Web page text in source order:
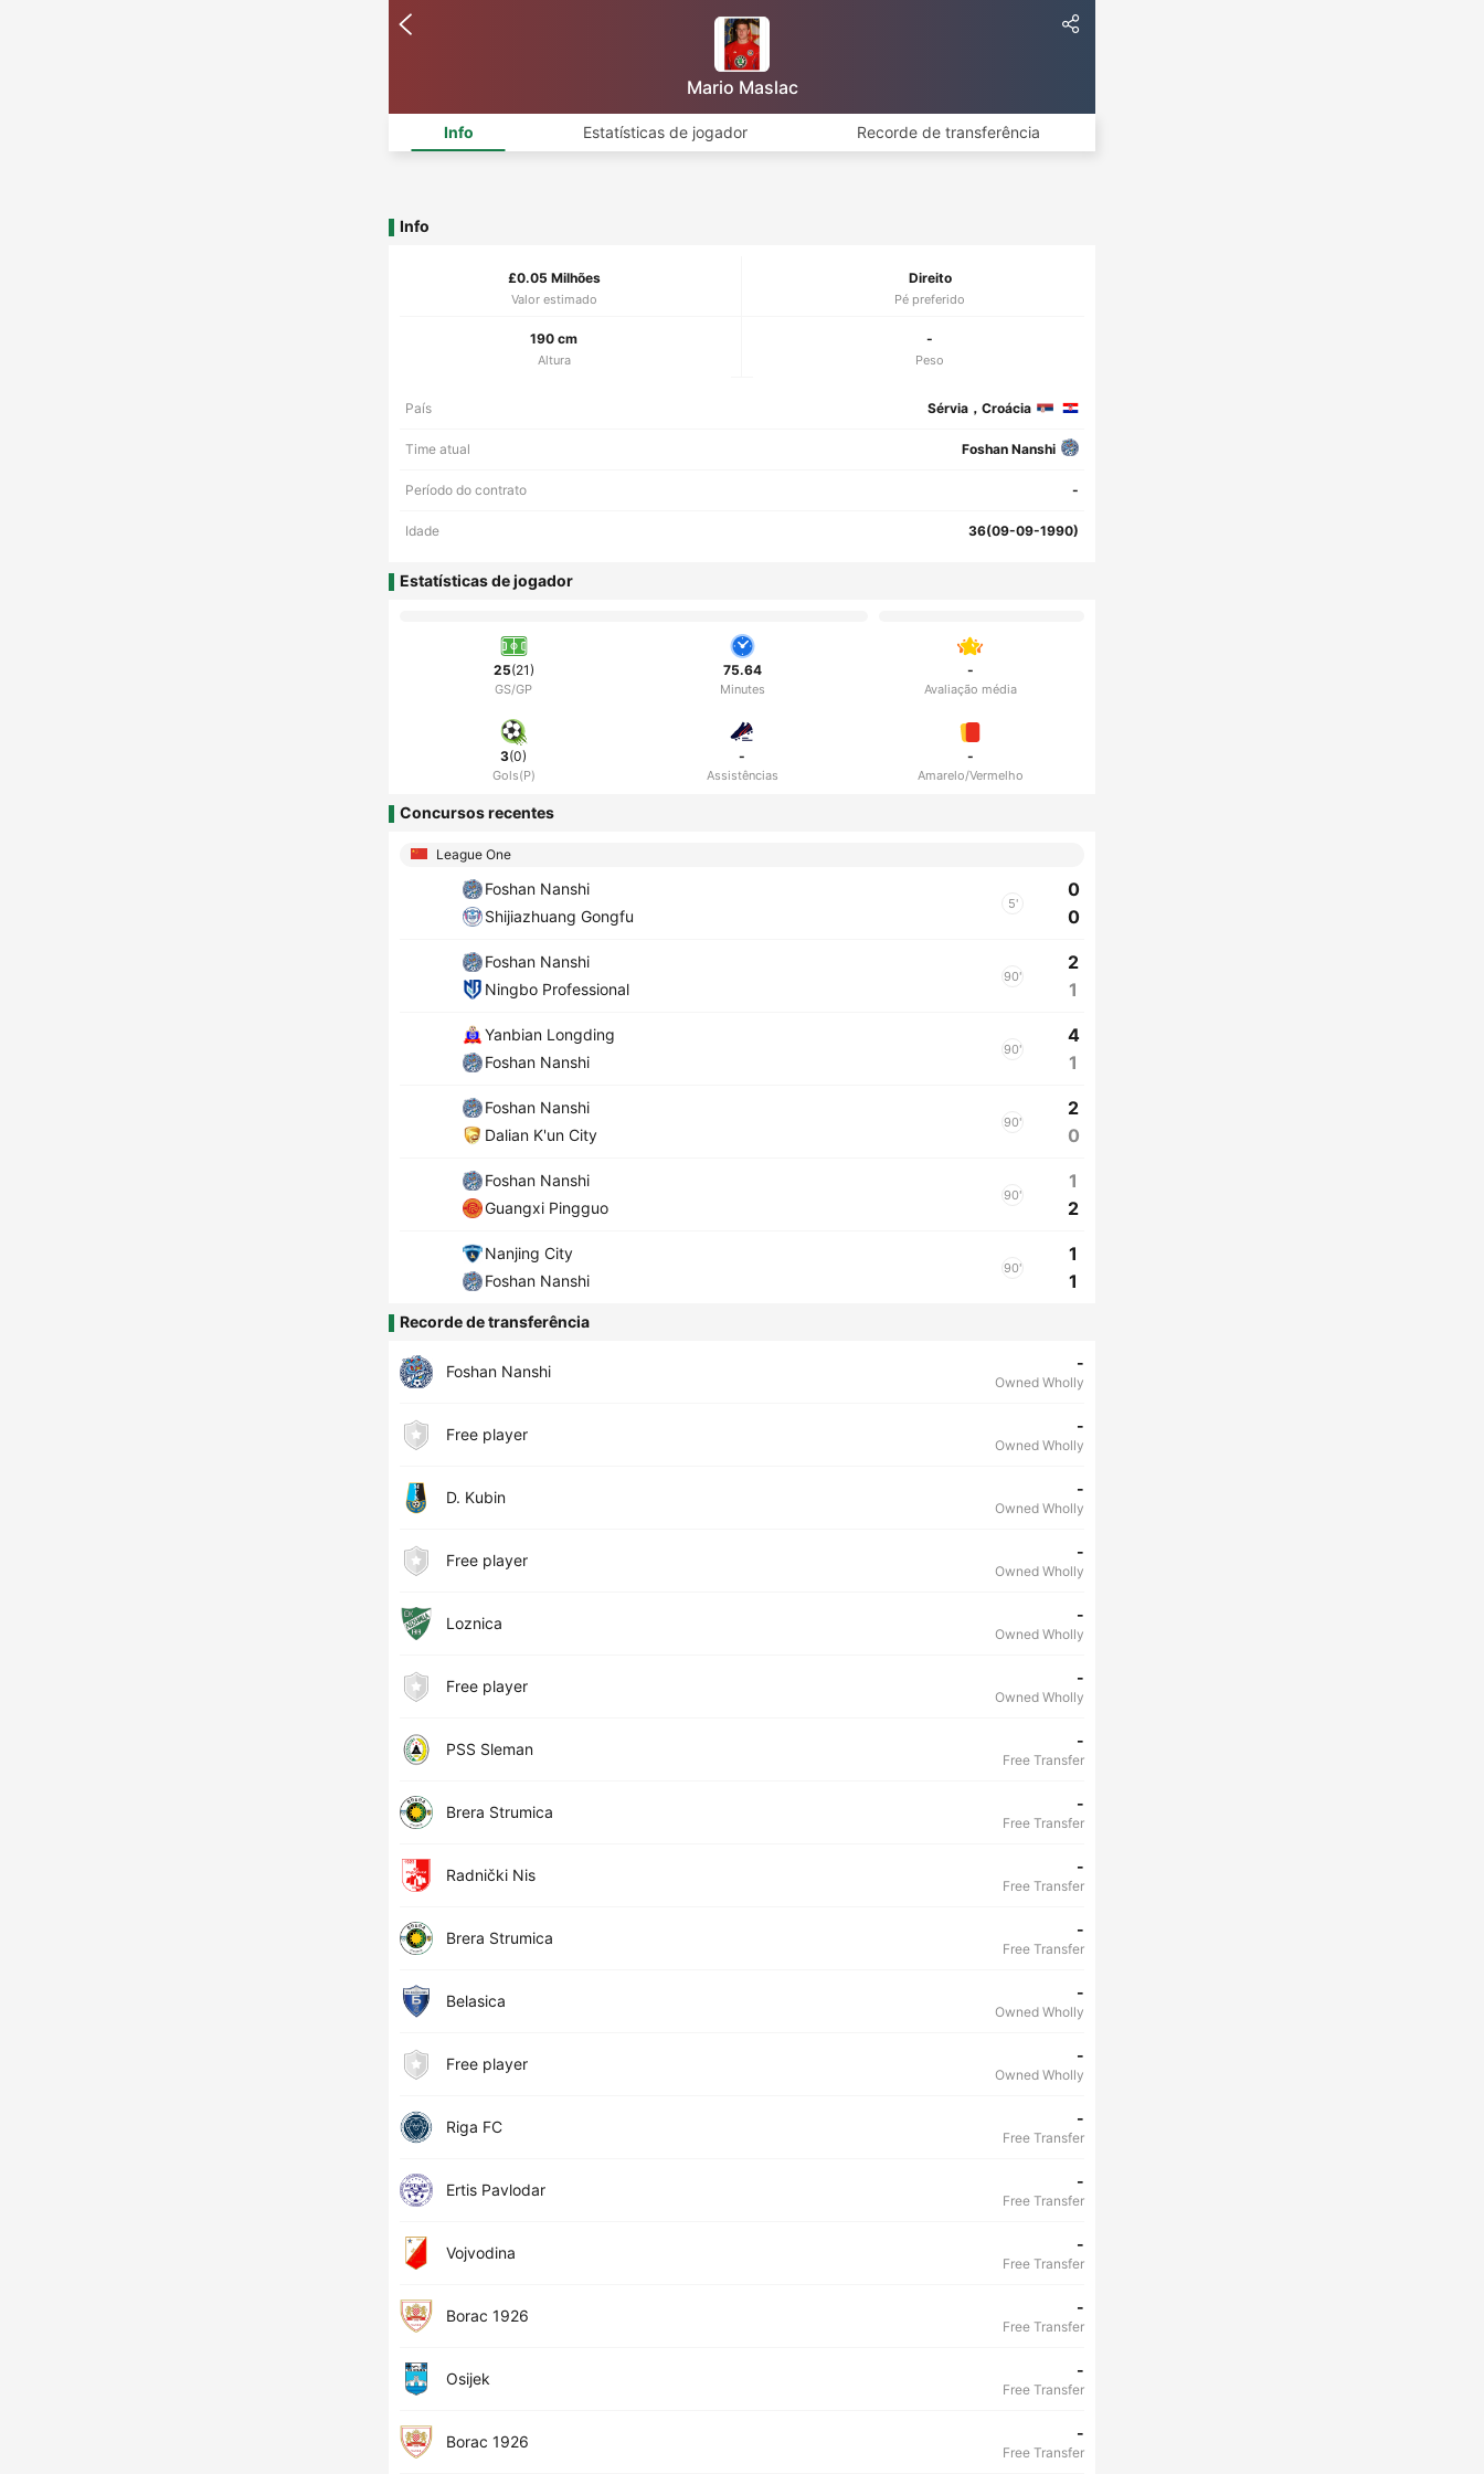
Mario Maslac
Info Estatísticas de jogador Recorde de transferência
Info
£0.05 Milhões
Valor estimado
Direito
Pé preferido
190 cm
Altura
-
Peso
País Sérvia，Croácia
Time atual Foshan Nanshi
Período do contrato -
Idade 36(09-09-1990)
Estatísticas de jogador
25(21)
GS/GP
75.64
Minutes
-
Avaliação média
3(0)
Gols(P)
-
Assistências
-
Amarelo/Vermelho
Concursos recentes
League One
Foshan Nanshi
Shijiazhuang Gongfu
5'
0
0
Foshan Nanshi
Ningbo Professional
90'
2
1
Yanbian Longding
Foshan Nanshi
90'
4
1
Foshan Nanshi
Dalian K'un City
90'
2
0
Foshan Nanshi
Guangxi Pingguo
90'
1
2
Nanjing City
Foshan Nanshi
90'
1
1
Recorde de transferência
Foshan Nanshi -
Owned Wholly
Free player -
Owned Wholly
D. Kubin -
Owned Wholly
Free player -
Owned Wholly
Loznica -
Owned Wholly
Free player -
Owned Wholly
PSS Sleman -
Free Transfer
Brera Strumica -
Free Transfer
Radnički Nis -
Free Transfer
Brera Strumica -
Free Transfer
Belasica -
Owned Wholly
Free player -
Owned Wholly
Riga FC -
Free Transfer
Ertis Pavlodar -
Free Transfer
Vojvodina -
Free Transfer
Borac 1926 -
Free Transfer
Osijek -
Free Transfer
Borac 1926 -
Free Transfer